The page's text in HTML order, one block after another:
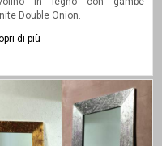
Double Onion.
di più